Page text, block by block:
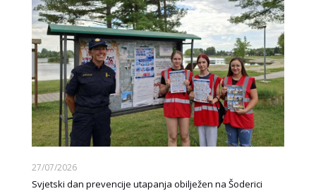
27/07/2026
Svjetski dan prevencije utapanja obilježen na Šoderici